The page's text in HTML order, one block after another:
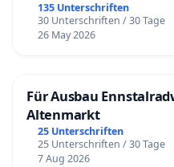
135 Unterschriften
30 Unterschriften / 30 Tage
26 May 2026
Für Ausbau
Altenmarkt
25 Unterschriften
25 Unterschriften / 30 Tage
7 Aug 2026